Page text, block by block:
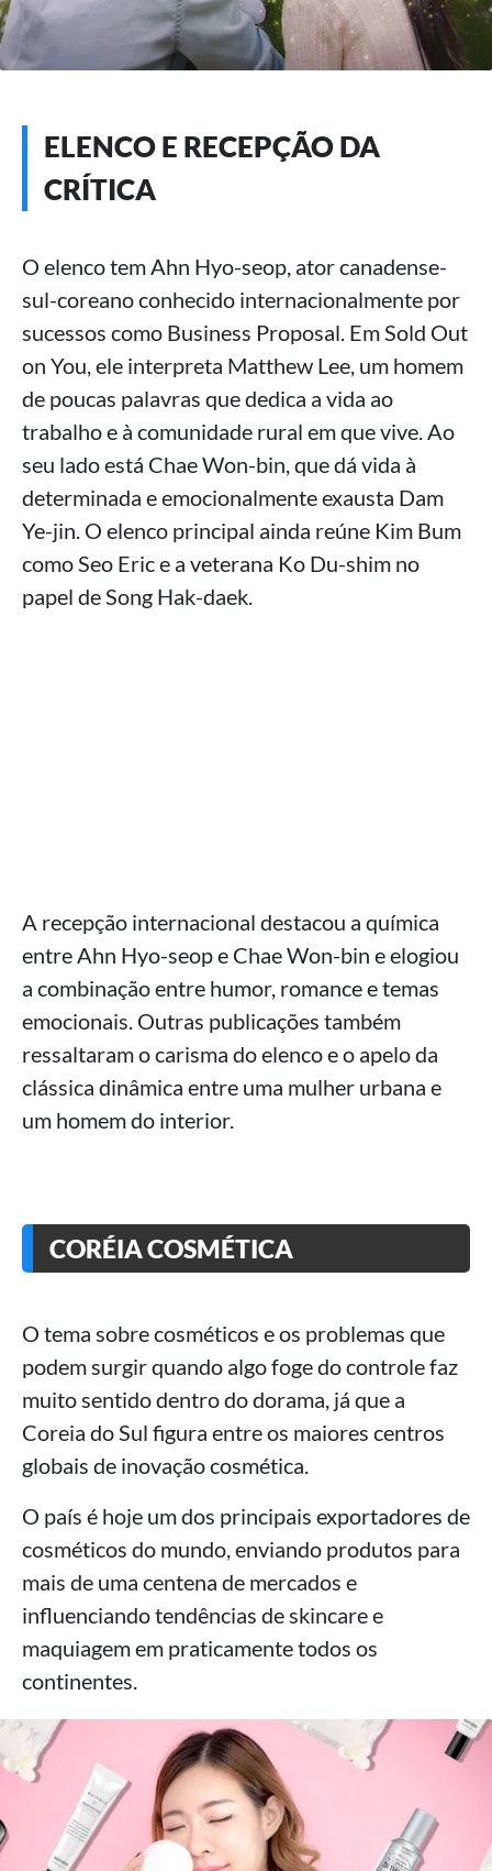
ELENCO E RECEPÇÃO DA
CRÍTICA
O elenco tem Ahn Hyo-seop, ator canadense-
sul-coreano conhecido internacionalmente por
sucessos como Business Proposal. Em Sold Out
on You, ele interpreta Matthew Lee, um homem
de poucas palavras que dedica a vida ao
trabalho e à comunidade rural em que vive. Ao
seu lado está Chae Won-bin, que dá vida à
determinada e emocionalmente exausta Dam
Ye-jin. O elenco principal ainda reúne Kim Bum
como Seo Eric e a veterana Ko Du-shim no
papel de Song Hak-daek.
A recepção internacional destacou a química
entre Ahn Hyo-seop e Chae Won-bin e elogiou
a combinação entre humor, romance e temas
emocionais. Outras publicações também
ressaltaram o carisma do elenco e o apelo da
clássica dinâmica entre uma mulher urbana e
um homem do interior.
CORÉIA COSMÉTICA
O tema sobre cosméticos e os problemas que
podem surgir quando algo foge do controle faz
muito sentido dentro do dorama, já que a
Coreia do Sul figura entre os maiores centros
globais de inovação cosmética.
O país é hoje um dos principais exportadores de
cosméticos do mundo, enviando produtos para
mais de uma centena de mercados e
influenciando tendências de skincare e
maquiagem em praticamente todos os
continentes.